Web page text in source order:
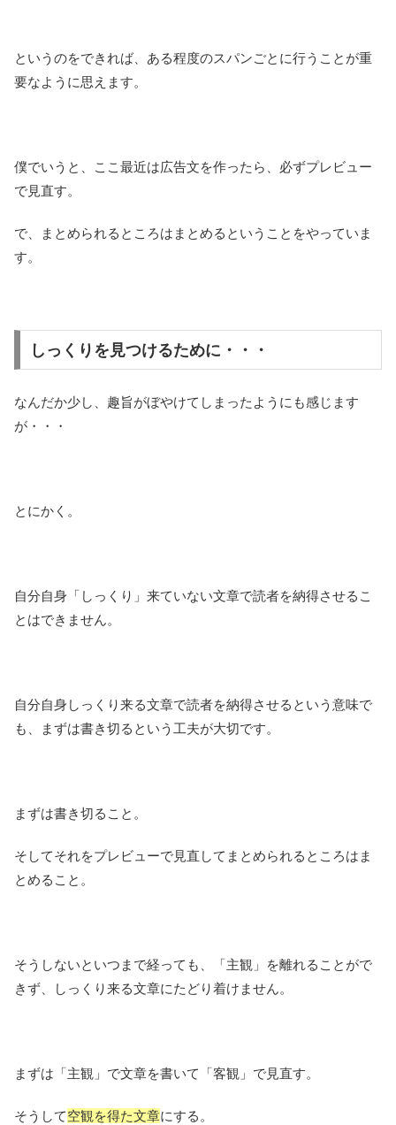
というのをできれば、ある程度のスパンごとに行うことが重
要なように思えます。
僕でいうと、ここ最近は広告文を作ったら、必ずプレビュー
で見直す。
で、まとめられるところはまとめるということをやっていま
す。
しっくりを見つけるために・・・
なんだか少し、趣旨がぼやけてしまったようにも感じます
が・・・
とにかく。
自分自身「しっくり」来ていない文章で読者を納得させるこ
とはできません。
自分自身しっくり来る文章で読者を納得させるという意味で
も、まずは書き切るという工夫が大切です。
まずは書き切ること。
そしてそれをプレビューで見直してまとめられるところはま
とめること。
そうしないといつまで経っても、「主観」を離れることがで
きず、しっくり来る文章にたどり着けません。
まずは「主観」で文章を書いて「客観」で見直す。
そうして空観を得た文章にする。